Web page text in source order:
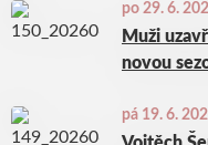
po 29. 6.
Muži
novou
pá 19. 6.